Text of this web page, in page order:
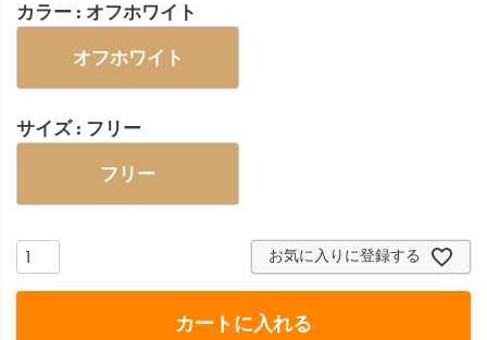
カラー オフホワイト
オフホワイト
サイズ フリー
フリー
お気に入りに登録する
カートに入れる